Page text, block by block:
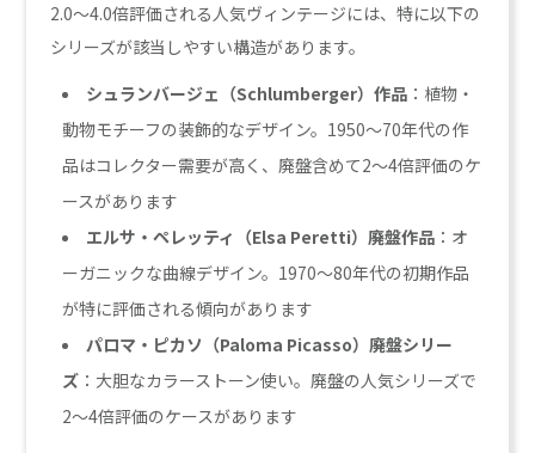
2.0〜4.0倍評価される人気ヴィンテージには、特に以下の
シリーズが該当しやすい構造があります。
シュランバージェ（Schlumberger）作品 ：植物・
動物モチーフの装飾的なデザイン。1950〜70年代の作
品はコレクター需要が高く、廃盤含めて2〜4倍評価のケ
ースがあります
エルサ・ペレッティ（Elsa Peretti）廃盤作品 ：オ
ーガニックな曲線デザイン。1970〜80年代の初期作品
が特に評価される傾向があります
パロマ・ピカソ（Paloma Picasso）廃盤シリー
ズ ：大胆なカラーストーン使い。廃盤の人気シリーズで
2〜4倍評価のケースがあります